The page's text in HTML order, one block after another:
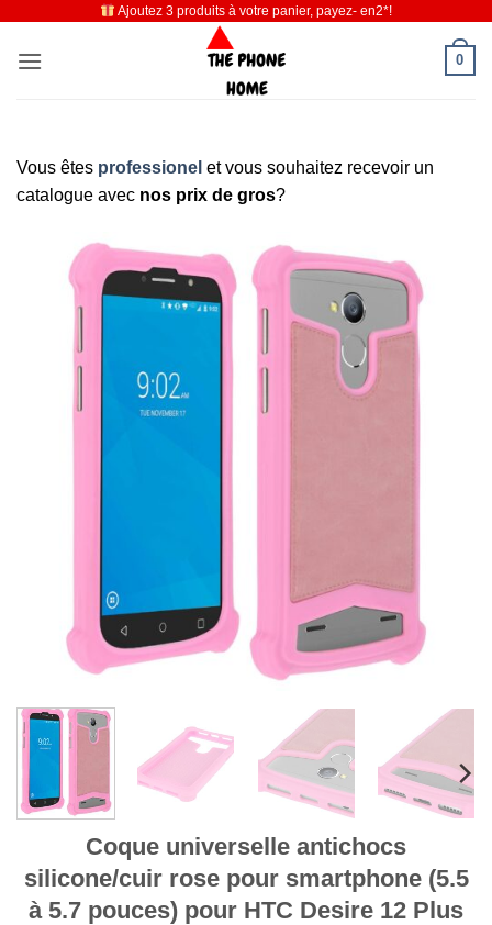
contenu
Ajoutez 3 produits à votre panier, payez- en2*!
0
Vous êtes professionel et vous souhaitez recevoir un
catalogue avec nos prix de gros?
Coque universelle antichocs
silicone/cuir rose pour smartphone (5.5
à 5.7 pouces) pour HTC Desire 12 Plus